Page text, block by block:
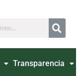
Transparencia